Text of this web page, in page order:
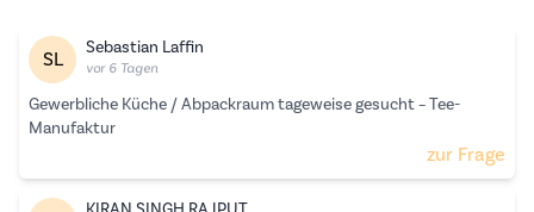
SL Sebastian Laffin
vor 6 Tagen
Gewerbliche Küche / Abpackraum tageweise gesucht – Tee-
Manufaktur
zur Frage